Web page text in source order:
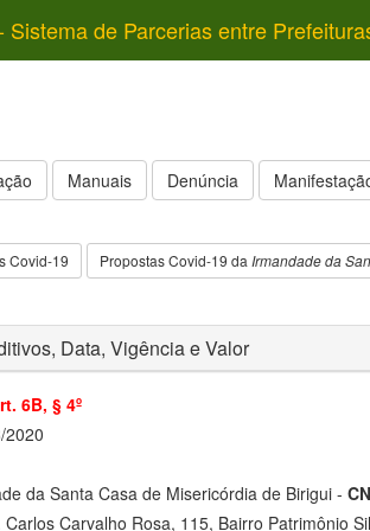
Sistema de Parcerias entre
Manuais Denúncia
Covid-19 Propostas Covid-19 da Irmandade da
Data, Vigência e Valor
6B, § 4º
2020
da Santa Casa de Misericórdia de Birigui -
Carlos Carvalho Rosa, 115, Bairro Patrimônio